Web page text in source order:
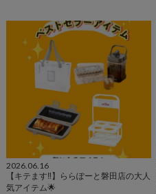
2026.06.16
【キテます‼️】ららぽーと磐田店の大人
気アイテム🌟